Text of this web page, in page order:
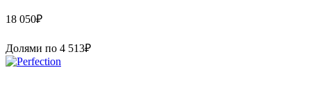
18 050₽
Долями по 4 513₽